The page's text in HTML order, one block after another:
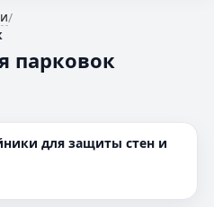
/
парковок
для защиты стен и